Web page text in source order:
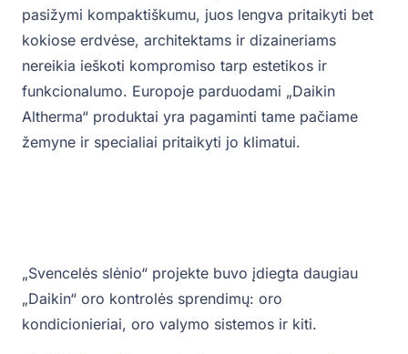
pasižymi kompaktiškumu, juos lengva pritaikyti bet
kokiose erdvėse, architektams ir dizaineriams
nereikia ieškoti kompromiso tarp estetikos ir
funkcionalumo. Europoje parduodami „Daikin
Altherma“ produktai yra pagaminti tame pačiame
žemyne ir specialiai pritaikyti jo klimatui.
„Svencelės slėnio“ projekte buvo įdiegta daugiau
„Daikin“ oro kontrolės sprendimų: oro
kondicionieriai, oro valymo sistemos ir kiti.